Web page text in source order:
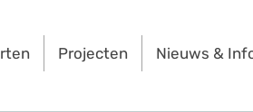
Projecten Nieuws &